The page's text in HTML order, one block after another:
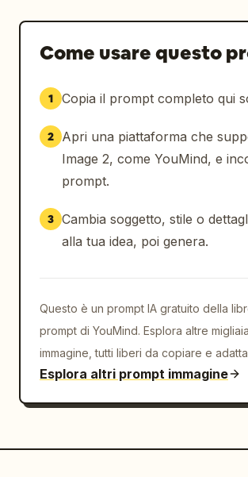
Come usare questo
1 Copia il prompt completo qui
2
Apri una piattaforma che
Image 2, come YouMind, e
prompt.
3 Cambia soggetto, stile o
alla tua idea, poi genera.
Questo è un prompt IA gratuito della
prompt di YouMind. Esplora altre
immagine, tutti liberi da copiare e
Esplora altri prompt immagine